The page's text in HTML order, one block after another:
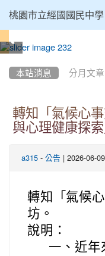
桃園市立經國國民中學
本站消息 分月文章
轉知「氣候心
與心理健康探
a315 - 公告 | 2026-06-
轉知「氣候
坊。
說明：
一、 近年